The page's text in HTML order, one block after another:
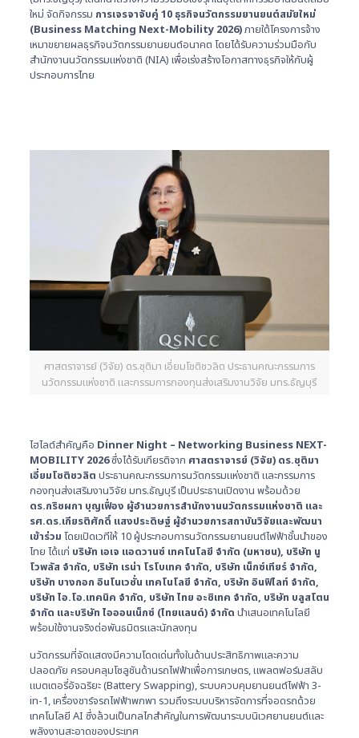
ใหม่ จัดกิจกรรม การเจรจาจับคู่ 10 ธุรกิจนวัตกรรมยานยนต์สมัยใหม่
(Business Matching Next-Mobility 2026)ภายใต้โครงการจ้าง
เหมาขยายผลธุรกิจนวัตกรรมยานยนต์อนาคต โดยได้รับความร่วมมือกับ
สำนักงานนวัตกรรมแห่งชาติ (NIA) เพื่อเร่งสร้างโอกาสทางธุรกิจให้กับผู้
ประกอบการไทย
ศาสตราจารย์ (วิจัย) ดร.ชุติมา เอี่ยมโชติชวลิต ประธานคณะกรรมการ
นวัตกรรมแห่งชาติ และกรรมการกองทุนส่งเสริมงานวิจัย มทร.ธัญบุรี
ไฮไลต์สำคัญคือ Dinner Night – Networking Business NEXT-
MOBILITY 2026ซึ่งได้รับเกียรติจาก ศาสตราจารย์ (วิจัย) ดร.ชุติมา
เอี่ยมโชติชวลิต ประธานคณะกรรมการนวัตกรรมแห่งชาติ และกรรมการ
กองทุนส่งเสริมงานวิจัย มทร.ธัญบุรี เป็นประธานเปิดงาน พร้อมด้วย
ดร.กริชผกา บุญเฟื่อง ผู้อำนวยการสำนักงานนวัตกรรมแห่งชาติ และ
รศ.ดร.เกียรติศักดิ์ แสงประดิษฐ์ ผู้อำนวยการสถาบันวิจัยและพัฒนา
เข้าร่วม โดยเปิดเวทีให้ 10 ผู้ประกอบการนวัตกรรมยานยนต์ไฟฟ้าชั้นนำของ
ไทย ได้แก่ บริษัท เอเจ แอดวานซ์ เทคโนโลยี จำกัด (มหาชน), บริษัท นู
โวพลัส จำกัด, บริษัท เรน่า โรโบเทค จำกัด, บริษัท เน็กซ์เทียร์ จำกัด,
บริษัท บางกอก อินโนเวชั่น เทคโนโลยี จำกัด, บริษัท อินฟิไลท์ จำกัด,
บริษัท ไอ.โอ.เทคนิค จำกัด, บริษัท ไทย อะชิเทค จำกัด, บริษัท บลูสโตน
จำกัด และบริษัท ไอออนเน็กซ์ (ไทยแลนด์) จำกัด นำเสนอเทคโนโลยี
พร้อมใช้งานจริงต่อพันธมิตรและนักลงทุน
นวัตกรรมที่จัดแสดงมีความโดดเด่นทั้งในด้านประสิทธิภาพและความ
ปลอดภัย ครอบคลุมโซลูชันด้านรถไฟฟ้าเพื่อการเกษตร, แพลตฟอร์มสลับ
แบตเตอรี่อัจฉริยะ (Battery Swapping), ระบบควบคุมยานยนต์ไฟฟ้า 3-
in-1, เครื่องชาร์จรถไฟฟ้าพกพา รวมถึงระบบบริหารจัดการที่จอดรถด้วย
เทคโนโลยี AI ซึ่งล้วนเป็นกลไกสำคัญในการพัฒนาระบบนิเวศยานยนต์และ
พลังงานสะอาดของประเทศ